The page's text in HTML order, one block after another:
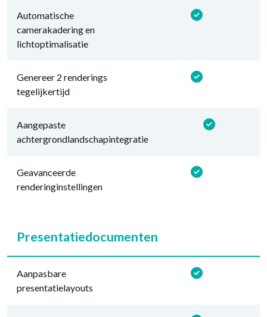
Automatische
camerakadering en
lichtoptimalisatie
Genereer 2 renderings
tegelijkertijd
Aangepaste
achtergrondlandschapintegratie
Geavanceerde
renderinginstellingen
Presentatiedocumenten
Aanpasbare
presentatielayouts